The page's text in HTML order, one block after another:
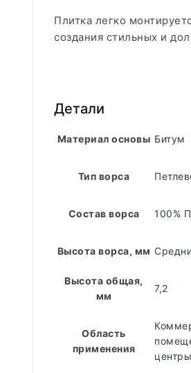
Плитка легко
создания стильных и
Детали
Материал основы Битум
Тип ворса
Состав ворса 100%
Высота ворса, мм
Высота общая,
мм
7,2
Область
применения
центры